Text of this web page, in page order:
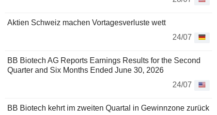
Aktien Schweiz machen Vortagesverluste wett
24/07
BB Biotech AG Reports Earnings Results for the Second
Quarter and Six Months Ended June 30, 2026
24/07
BB Biotech kehrt im zweiten Quartal in Gewinnzone zurück